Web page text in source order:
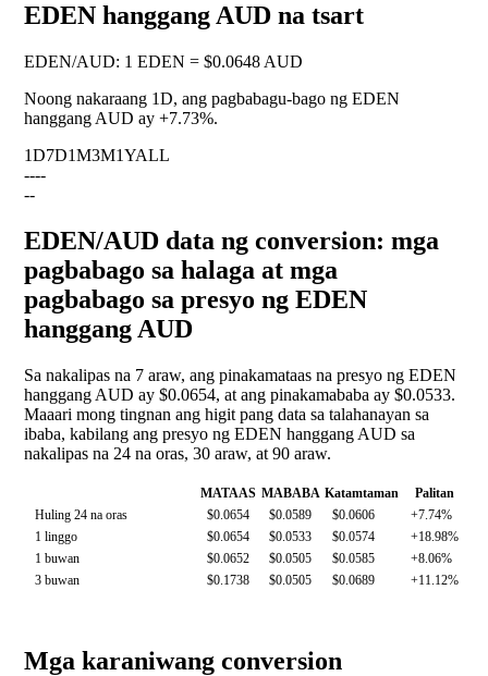
EDEN hanggang AUD na tsart
EDEN/AUD: 1 EDEN = $0.0648 AUD
Noong nakaraang 1D, ang pagbabagu-bago ng EDEN
hanggang AUD ay +7.73%.
1D7D1M3M1YALL
----
--
EDEN/AUD data ng conversion: mga
pagbabago sa halaga at mga
pagbabago sa presyo ng EDEN
hanggang AUD
Sa nakalipas na 7 araw, ang pinakamataas na presyo ng EDEN
hanggang AUD ay $0.0654, at ang pinakamababa ay $0.0533.
Maaari mong tingnan ang higit pang data sa talahanayan sa
ibaba, kabilang ang presyo ng EDEN hanggang AUD sa
nakalipas na 24 na oras, 30 araw, at 90 araw.
MATAAS MABABA Katamtaman
Palitan
Huling 24 na oras
$0.0654 $0.0589 $0.0606
+7.74%
1 linggo
$0.0654 $0.0533 $0.0574
+18.98%
1 buwan
$0.0652 $0.0505 $0.0585
+8.06%
3 buwan
$0.1738 $0.0505 $0.0689 +11.12%
Mga karaniwang conversion